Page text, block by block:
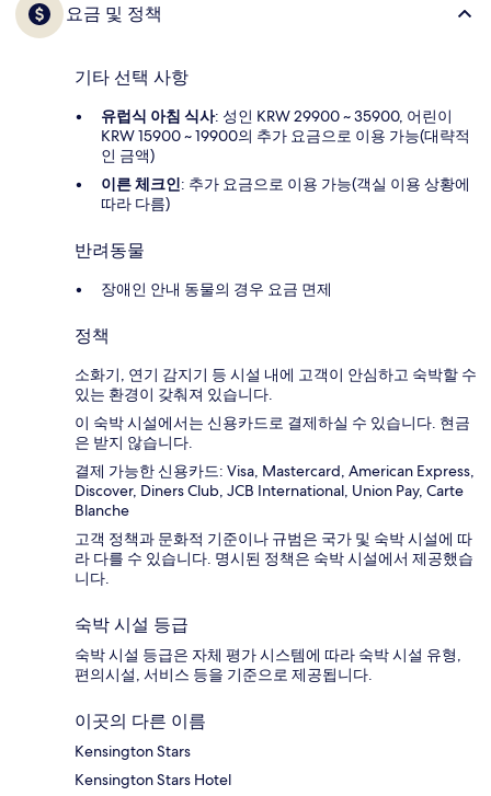
요금 및 정책
기타 선택 사항
유럽식 아침 식사: 성인 KRW 29900 ~ 35900, 어린이
KRW 15900 ~ 19900의 추가 요금으로 이용 가능(대략적
인 금액)
이른 체크인: 추가 요금으로 이용 가능(객실 이용 상황에
따라 다름)
반려동물
장애인 안내 동물의 경우 요금 면제
정책
소화기, 연기 감지기 등 시설 내에 고객이 안심하고 숙박할 수
있는 환경이 갖춰져 있습니다.
이 숙박 시설에서는 신용카드로 결제하실 수 있습니다. 현금
은 받지 않습니다.
결제 가능한 신용카드: Visa, Mastercard, American Express,
Discover, Diners Club, JCB International, Union Pay, Carte
Blanche
고객 정책과 문화적 기준이나 규범은 국가 및 숙박 시설에 따
라 다를 수 있습니다. 명시된 정책은 숙박 시설에서 제공했습
니다.
숙박 시설 등급
숙박 시설 등급은 자체 평가 시스템에 따라 숙박 시설 유형,
편의시설, 서비스 등을 기준으로 제공됩니다.
이곳의 다른 이름
Kensington Stars
Kensington Stars Hotel